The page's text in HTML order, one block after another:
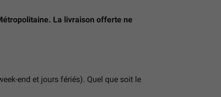
La livraison offerte ne
end et jours fériés). Quel que soit le